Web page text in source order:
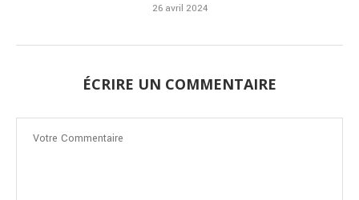
26 avril 2024
ÉCRIRE UN COMMENTAIRE